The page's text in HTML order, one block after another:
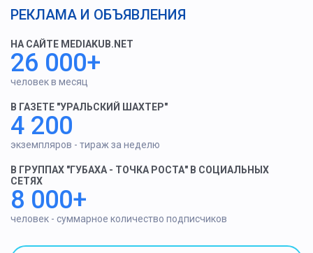
РЕКЛАМА И ОБЪЯВЛЕНИЯ
НА САЙТЕ MEDIAKUB.NET
26 000+
человек в месяц
В ГАЗЕТЕ "УРАЛЬСКИЙ ШАХТЕР"
4 200
экземпляров - тираж за неделю
В ГРУППАХ "ГУБАХА - ТОЧКА РОСТА" В СОЦИАЛЬНЫХ
СЕТЯХ
8 000+
человек - суммарное количество подписчиков